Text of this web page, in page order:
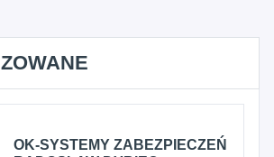
OK-SYSTEMY ZABEZPIECZEŃ